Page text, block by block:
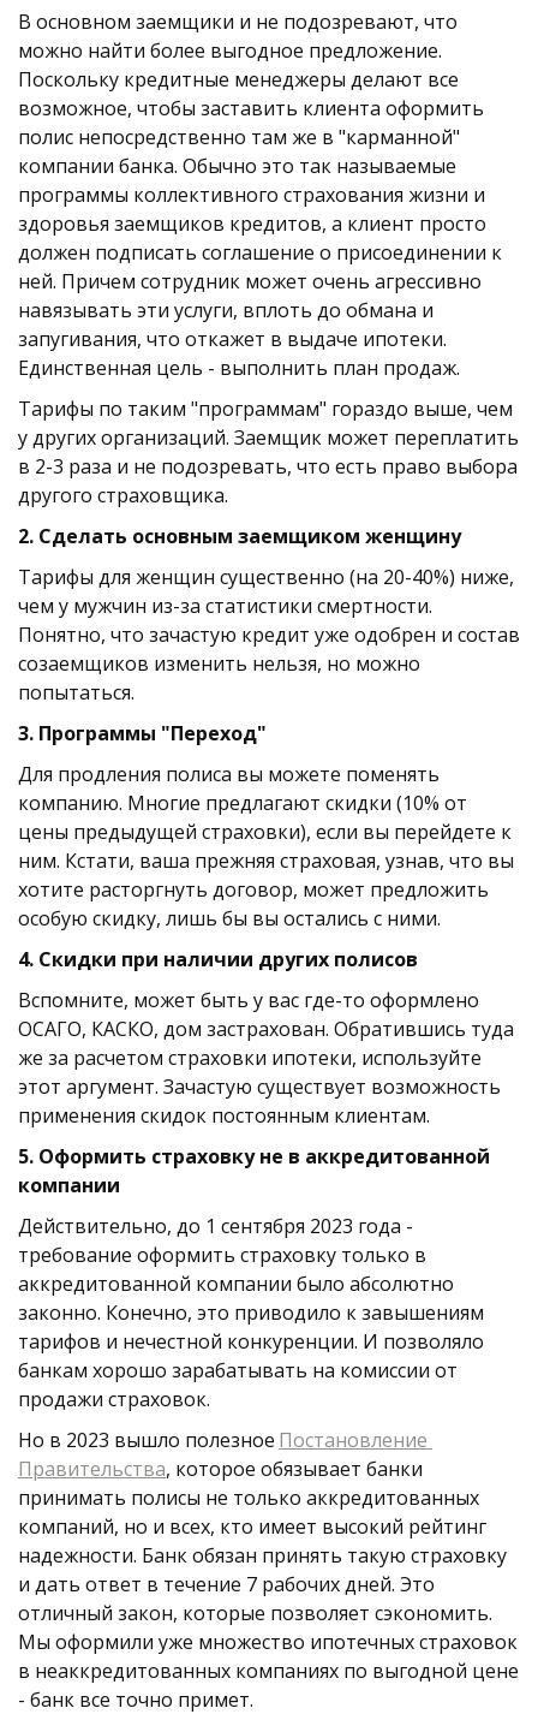
В основном заемщики и не подозревают, что
можно найти более выгодное предложение.
Поскольку кредитные менеджеры делают все
возможное, чтобы заставить клиента оформить
полис непосредственно там же в "карманной"
компании банка. Обычно это так называемые
программы коллективного страхования жизни и
здоровья заемщиков кредитов, а клиент просто
должен подписать соглашение о присоединении к
ней. Причем сотрудник может очень агрессивно
навязывать эти услуги, вплоть до обмана и
запугивания, что откажет в выдаче ипотеки.
Единственная цель - выполнить план продаж.
Тарифы по таким "программам" гораздо выше, чем
у других организаций. Заемщик может переплатить
в 2-3 раза и не подозревать, что есть право выбора
другого страховщика.
2. Сделать основным заемщиком женщину
Тарифы для женщин существенно (на 20-40%) ниже,
чем у мужчин из-за статистики смертности.
Понятно, что зачастую кредит уже одобрен и состав
созаемщиков изменить нельзя, но можно
попытаться.
3. Программы "Переход"
Для продления полиса вы можете поменять
компанию. Многие предлагают скидки (10% от
цены предыдущей страховки), если вы перейдете к
ним. Кстати, ваша прежняя страховая, узнав, что вы
хотите расторгнуть договор, может предложить
особую скидку, лишь бы вы остались с ними.
4. Скидки при наличии других полисов
Вспомните, может быть у вас где-то оформлено
ОСАГО, КАСКО, дом застрахован. Обратившись туда
же за расчетом страховки ипотеки, используйте
этот аргумент. Зачастую существует возможность
применения скидок постоянным клиентам.
5. Оформить страховку не в аккредитованной
компании
Действительно, до 1 сентября 2023 года -
требование оформить страховку только в
аккредитованной компании было абсолютно
законно. Конечно, это приводило к завышениям
тарифов и нечестной конкуренции. И позволяло
банкам хорошо зарабатывать на комиссии от
продажи страховок.
Но в 2023 вышло полезное Постановление
Правительства, которое обязывает банки
принимать полисы не только аккредитованных
компаний, но и всех, кто имеет высокий рейтинг
надежности. Банк обязан принять такую страховку
и дать ответ в течение 7 рабочих дней. Это
отличный закон, которые позволяет сэкономить.
Мы оформили уже множество ипотечных страховок
в неаккредитованных компаниях по выгодной цене
- банк все точно примет.